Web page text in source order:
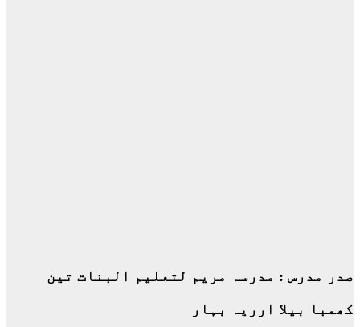
صدر مدرس : مدرسہ مریم لتعلیم البنات تین
کھمبا بیلا ارریہ بہار